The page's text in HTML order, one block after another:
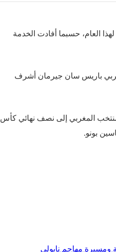
العام، حسبما أفادت الخدمة
باريس سان جيرمان أشرف
المغربي إلى نصف نهائي كأس